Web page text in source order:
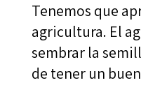
Tenemos que
agricultura. El
sembrar la
de tener un